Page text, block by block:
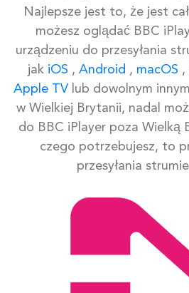
Najlepsze jest to, że jest
możesz oglądać BBC
urządzeniu do przesyłania
jak iOS , Android , macOS ,
Apple TVlub dowolnym
w Wielkiej Brytanii, nadal
do BBC iPlayer poza Wielką
czego potrzebujesz, to
przesyłania